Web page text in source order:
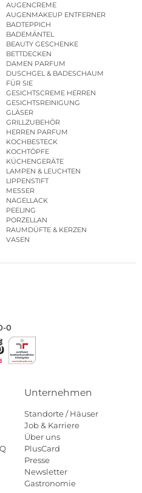
AUGENCREME
AUGENMAKEUP ENTFERNER
BADTEPPICH
BADEMÄNTEL
BEAUTY GESCHENKE
BETTDECKEN
DAMEN PARFUM
DUSCHGEL & BADESCHAUM
FÜR SIE
GESICHTSCREME HERREN
GESICHTSREINIGUNG
GLÄSER
GRILLZUBEHÖR
HERREN PARFUM
KOCHBESTECK
KOCHTÖPFE
KÜCHENGERÄTE
LAMPEN & LEUCHTEN
LIPPENSTIFT
MESSER
NAGELLACK
PEELING
PORZELLAN
RAUMDÜFTE & KERZEN
VASEN
0
Unternehmen
Standorte / Häuser
Job & Karriere
Über uns
PlusCard
Presse
Newsletter
Gastronomie